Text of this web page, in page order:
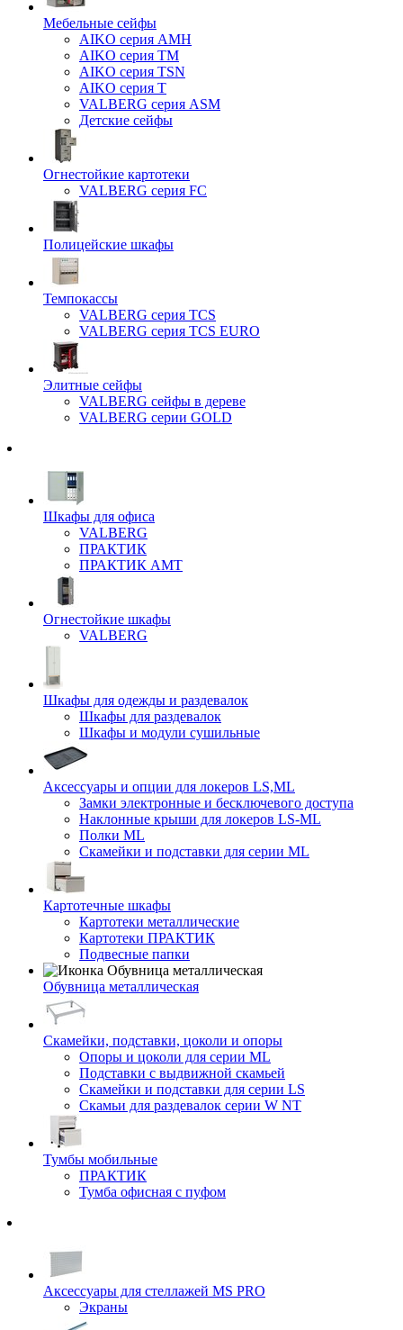
Мебельные сейфы
AIKO серия AMH
AIKO серия TM
AIKO серия TSN
AIKO серия Т
VALBERG серия ASM
Детские сейфы
Огнестойкие картотеки
VALBERG серия FC
Полицейские шкафы
Темпокассы
VALBERG серия TCS
VALBERG серия TCS EURO
Элитные сейфы
VALBERG сейфы в дереве
VALBERG серии GOLD
Шкафы для офиса
VALBERG
ПРАКТИК
ПРАКТИК AMT
Огнестойкие шкафы
VALBERG
Шкафы для одежды и раздевалок
Шкафы для раздевалок
Шкафы и модули сушильные
Аксессуары и опции для локеров LS,ML
Замки электронные и бесключевого доступа
Наклонные крыши для локеров LS-ML
Полки ML
Скамейки и подставки для серии ML
Картотечные шкафы
Картотеки металлические
Картотеки ПРАКТИК
Подвесные папки
Обувница металлическая
Скамейки, подставки, цоколи и опоры
Опоры и цоколи для серии ML
Подставки с выдвижной скамьей
Скамейки и подставки для серии LS
Скамьи для раздевалок серии W NT
Тумбы мобильные
ПРАКТИК
Тумба офисная с пуфом
Аксессуары для стеллажей MS PRO
Экраны